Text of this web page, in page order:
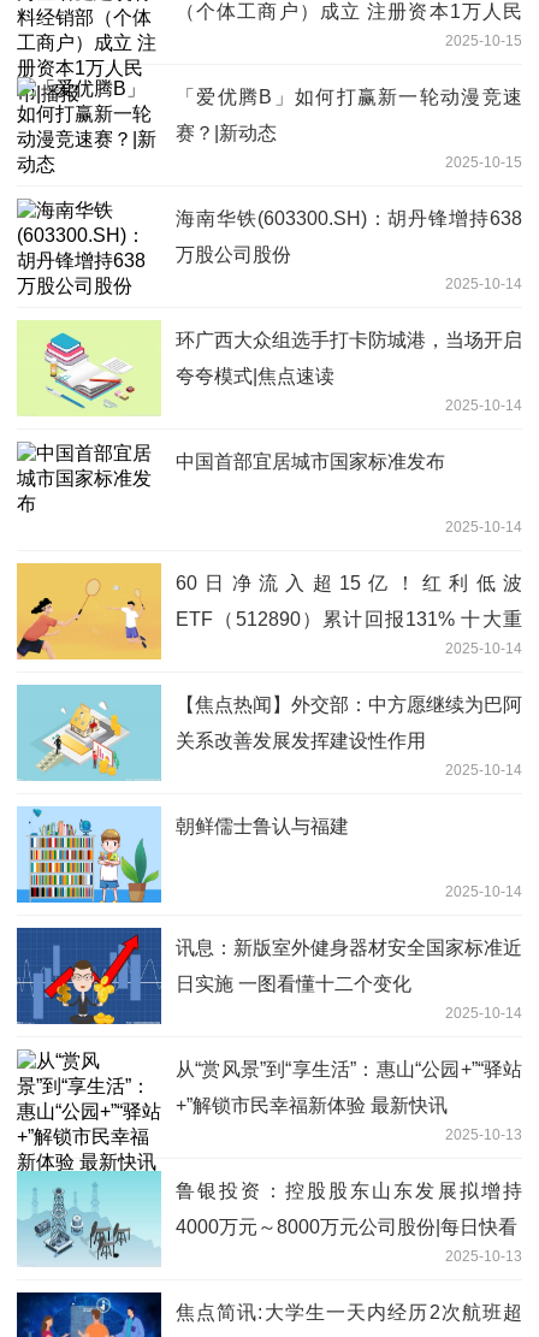
（个体工商户）成立 注册资本1万人民
2025-10-15
「爱优腾B」如何打赢新一轮动漫竞速
赛？|新动态
2025-10-15
海南华铁(603300.SH)：胡丹锋增持638
万股公司股份
2025-10-14
环广西大众组选手打卡防城港，当场开启
夸夸模式|焦点速读
2025-10-14
中国首部宜居城市国家标准发布
2025-10-14
60日净流入超15亿！红利低波
ETF（512890）累计回报131% 十大重
2025-10-14
【焦点热闻】外交部：中方愿继续为巴阿
关系改善发展发挥建设性作用
2025-10-14
朝鲜儒士鲁认与福建
2025-10-14
讯息：新版室外健身器材安全国家标准近
日实施 一图看懂十二个变化
2025-10-14
从“赏风景”到“享生活”：惠山“公园+”“驿站
+”解锁市民幸福新体验 最新快讯
2025-10-13
鲁银投资：控股股东山东发展拟增持
4000万元～8000万元公司股份|每日快看
2025-10-13
焦点简讯:大学生一天内经历2次航班超